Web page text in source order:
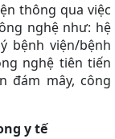
thông qua việc
nghệ như: hệ
bệnh viện/bệnh
nghệ tiên tiến
đám mây, công
y tế